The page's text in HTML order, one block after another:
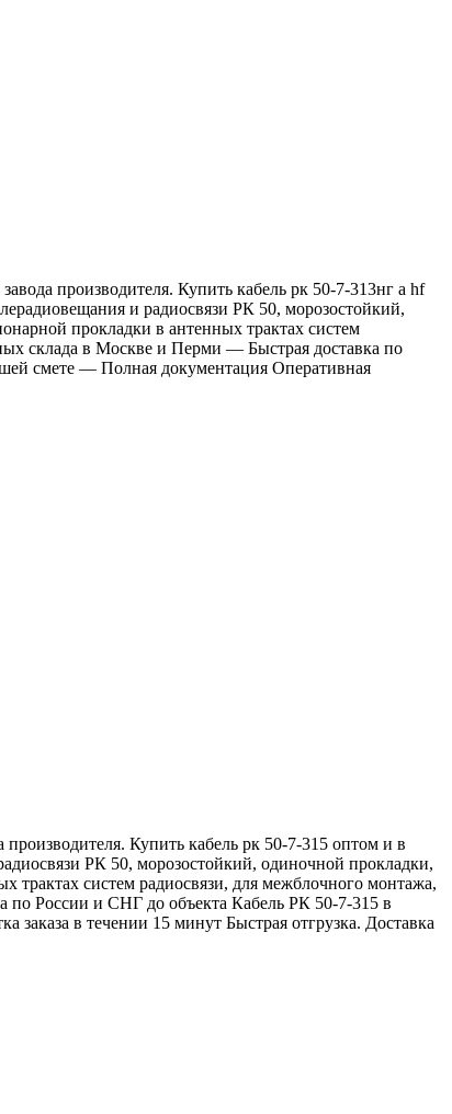
производителя. Купить кабель рк 50-7-313нг а hf
и радиосвязи РК 50, морозостойкий,
прокладки в антенных трактах систем
склада в Москве и Перми — Быстрая доставка по
смете — Полная документация Оперативная
Купить кабель рк 50-7-315 оптом и в
РК 50, морозостойкий, одиночной прокладки,
трактах систем радиосвязи, для межблочного монтажа,
по России и СНГ до объекта Кабель РК 50-7-315 в
в течении 15 минут Быстрая отгрузка. Доставка